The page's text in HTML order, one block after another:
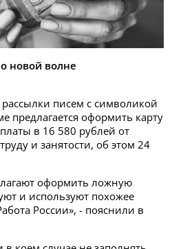
новой волне
писем с символикой
предлагается оформить карту
в 16 580 рублей от
и занятости, об этом 24
оформить ложную
и используют похожее
России», - пояснили в